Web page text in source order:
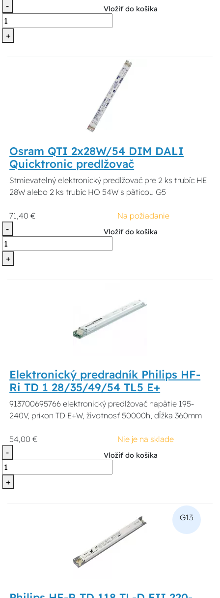
-
+
Vložiť do košíka
Osram QTI 2x28W/54 DIM DALI
Quicktronic predlžovač
Stmievatelný elektronický predlžovač pre 2 ks trubíc HE
28W alebo 2 ks trubíc HO 54W s päticou G5
71,40 €
Na požiadanie
-
+
Vložiť do košíka
Elektronický predradník Philips HF-
Ri TD 1 28/35/49/54 TL5 E+
913700695766 elektronický predlžovač napätie 195-
240V, príkon TD E+W, životnosť 50000h, dĺžka 360mm
54,00 €
Nie je na sklade
-
+
Vložiť do košíka
G13